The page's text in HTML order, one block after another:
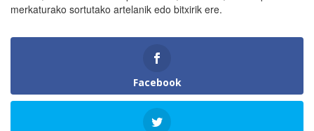
merkaturako sortutako artelanik edo bitxirik ere.
Facebook